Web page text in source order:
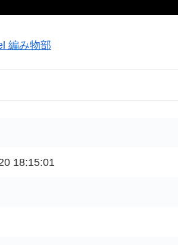
編み物部
18:15:01